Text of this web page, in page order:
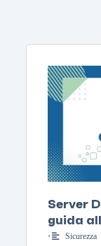
Server
guida
• Sicurezza